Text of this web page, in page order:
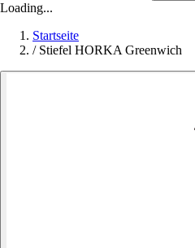
Loading...
Startseite
/ Stiefel HORKA Greenwich